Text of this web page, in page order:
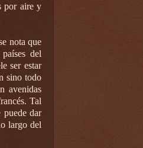
por aire y
nota que
del
ser estar
sino todo
avenidas
Tal
dar
largo del